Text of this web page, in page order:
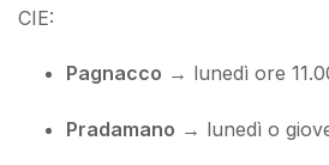
CIE:
Pagnacco → lunedì ore
Pradamano → lunedì o